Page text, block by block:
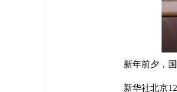
新年前夕，
新华社北京